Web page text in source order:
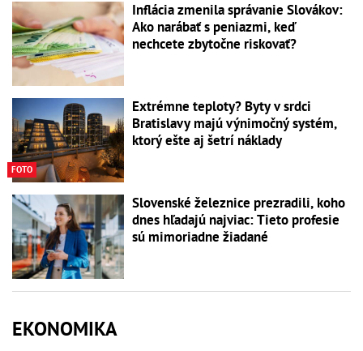
Inflácia zmenila správanie Slovákov:
Ako narábať s peniazmi, keď
nechcete zbytočne riskovať?
FOTO
Extrémne teploty? Byty v srdci
Bratislavy majú výnimočný systém,
ktorý ešte aj šetrí náklady
Slovenské železnice prezradili, koho
dnes hľadajú najviac: Tieto profesie
sú mimoriadne žiadané
EKONOMIKA